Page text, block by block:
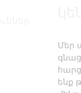
Մեր
ենք